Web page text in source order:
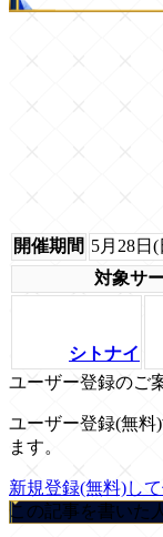
開催期間 5月28日
対象サ
シトナイ
ユーザー登録のご
ユーザー登録(無料
ます。
新規登録(無料)して
この記事を書いた人